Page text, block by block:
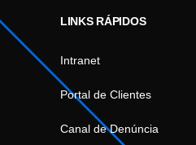
LINKS RÁPIDOS
Intranet
Portal de Clientes
Canal de Denúncia